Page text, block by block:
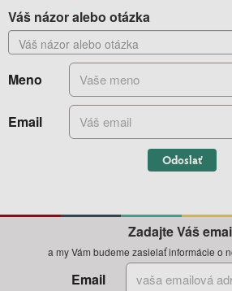
Váš názor alebo otázka
Meno
Email
Odoslať
Zadajte Váš
a my Vám budeme zasielať informácie o
Email